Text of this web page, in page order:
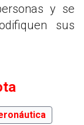
y se
sus